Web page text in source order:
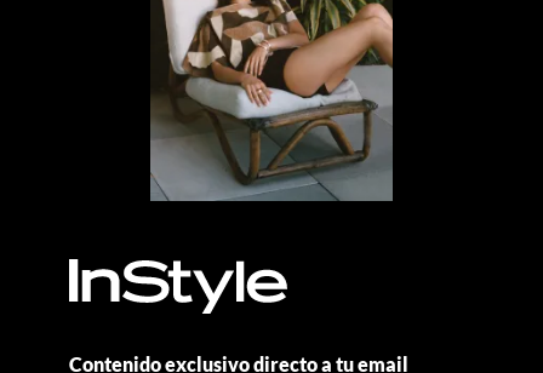
Contenido exclusivo directo a tu email